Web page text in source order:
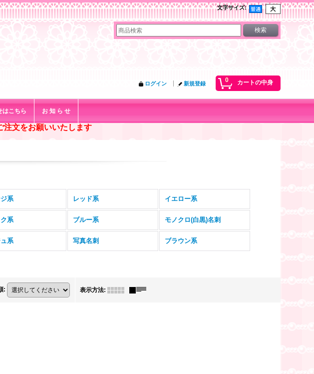
文字サイズ:
0 カートの中身
ログイン 新規登録
はこちら お 知 ら せ
注文をお願いいたします
系 レッド系 イエロー系
系 ブルー系 モノクロ(白黒)名刺
系 写真名刺 ブラウン系
: 表示方法: